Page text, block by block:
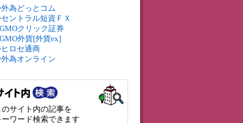
外為どっとコム
セントラル短資ＦＸ
GMOクリック証券
GMO外貨[外貨ex]
ヒロセ通商
外為オンライン
のサイト内の記事を
ーワード検索できます